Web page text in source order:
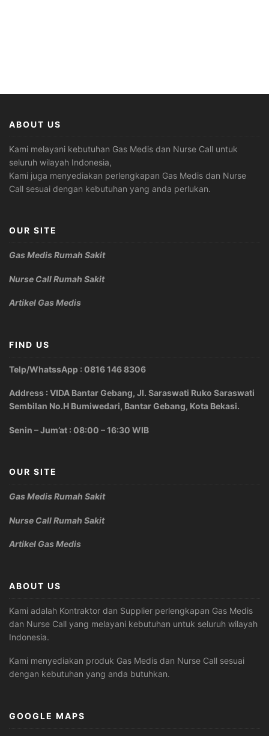
ABOUT US
Kami melayani kebutuhan Gas Medis dan Nurse Call untuk
seluruh wilayah Indonesia,
Kami juga menyediakan perlengkapan Gas Medis dan Nurse
Call sesuai dengan kebutuhan yang anda perlukan.
OUR SITE
Gas Medis Rumah Sakit
Nurse Call Rumah Sakit
Artikel Gas Medis
FIND US
Telp/WhatssApp : 0816 146 8306
Address : VIDA Bantar Gebang, Jl. Saraswati Ruko Saraswati
Sembilan No.H Bumiwedari, Bantar Gebang, Kota Bekasi.
Senin – Jum’at : 08:00 – 16:30 WIB
OUR SITE
Gas Medis Rumah Sakit
Nurse Call Rumah Sakit
Artikel Gas Medis
ABOUT US
Kami adalah Kontraktor dan Supplier perlengkapan Gas Medis
dan Nurse Call yang melayani kebutuhan untuk seluruh wilayah
Indonesia.
Kami menyediakan produk Gas Medis dan Nurse Call sesuai
dengan kebutuhan yang anda butuhkan.
GOOGLE MAPS